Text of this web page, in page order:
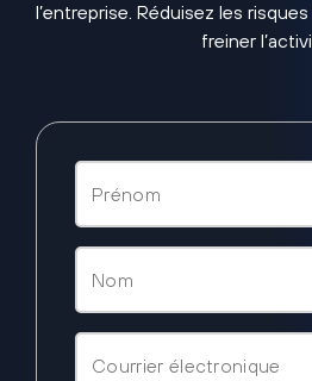
l’entreprise. Réduisez les
freiner